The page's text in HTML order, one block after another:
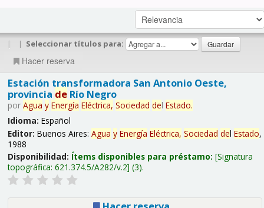
| | Seleccionar títulos para:
Hacer reserva
Estación transformadora San Antonio Oeste,
provincia deRío Negro
por Agua y Energía Eléctrica, Sociedad del Estado.
Idioma: Español
Editor: Buenos Aires: Agua y Energía Eléctrica, Sociedad del Estado,
1988
Disponibilidad: Ítems disponibles para préstamo: Signatura
topográfica: 621.374.5/A282/v.2 (3).